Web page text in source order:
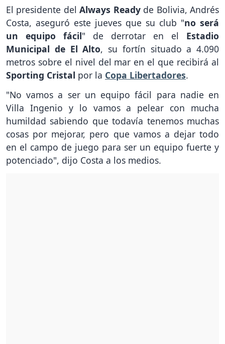
El presidente delAlways Readyde Bolivia, Andrés
Costa, aseguró este jueves que su club "no será
un equipo fácil" de derrotar en el Estadio
Municipal de El Alto, su fortín situado a 4.090
metros sobre el nivel del mar en el que recibirá al
Sporting Cristal por la Copa Libertadores.
"No vamos a ser un equipo fácil para nadie en
Villa Ingenio y lo vamos a pelear con mucha
humildad sabiendo que todavía tenemos muchas
cosas por mejorar, pero que vamos a dejar todo
en el campo de juego para ser un equipo fuerte y
potenciado", dijo Costa a los medios.